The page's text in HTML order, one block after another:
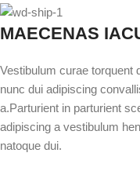
MAECENAS
Vestibulum curae torquent
nunc dui adipiscing
a.Parturient in parturient
adipiscing a vestibulum
natoque dui.